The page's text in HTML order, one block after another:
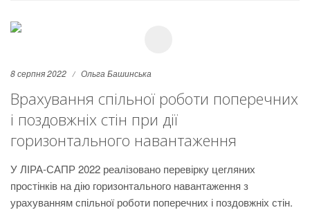
8 серпня 2022 Ольга Башинська
Врахування спільної роботи поперечних
і поздовжніх стін при дії
горизонтального навантаження
У ЛІРА-САПР 2022 реалізовано перевірку цегляних
простінків на дію горизонтального навантаження з
урахуванням спільної роботи поперечних і поздовжніх стін.